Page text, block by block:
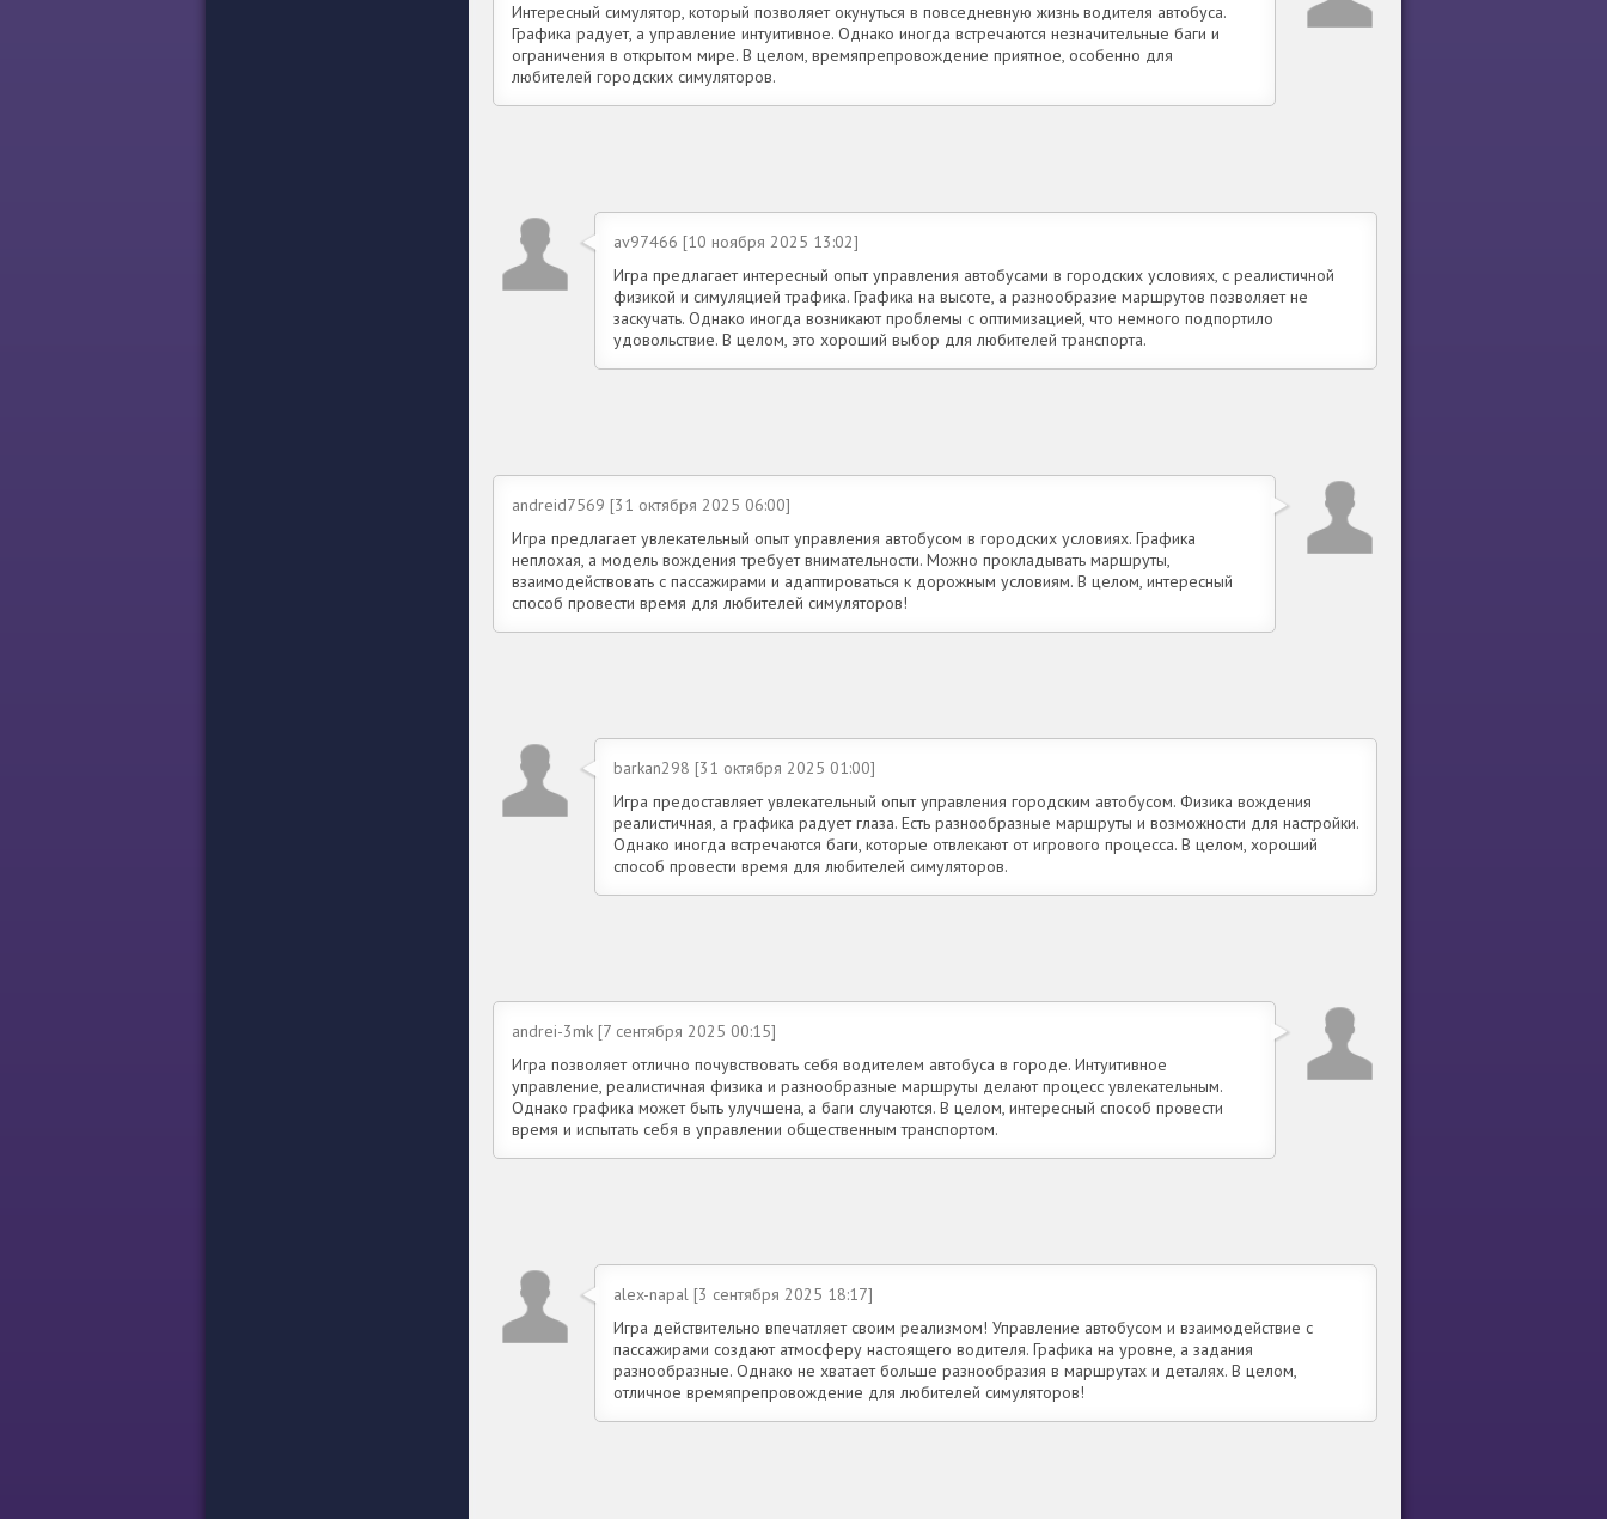
Интересный симулятор, который позволяет окунуться в повседневную жизнь водителя автобуса.
Графика радует, а управление интуитивное. Однако иногда встречаются незначительные баги и
ограничения в открытом мире. В целом, времяпрепровождение приятное, особенно для
любителей городских симуляторов.
av97466 [10 ноября 2025 13:02]
Игра предлагает интересный опыт управления автобусами в городских условиях, с реалистичной
физикой и симуляцией трафика. Графика на высоте, а разнообразие маршрутов позволяет не
заскучать. Однако иногда возникают проблемы с оптимизацией, что немного подпортило
удовольствие. В целом, это хороший выбор для любителей транспорта.
andreid7569 [31 октября 2025 06:00]
Игра предлагает увлекательный опыт управления автобусом в городских условиях. Графика
неплохая, а модель вождения требует внимательности. Можно прокладывать маршруты,
взаимодействовать с пассажирами и адаптироваться к дорожным условиям. В целом, интересный
способ провести время для любителей симуляторов!
barkan298 [31 октября 2025 01:00]
Игра предоставляет увлекательный опыт управления городским автобусом. Физика вождения
реалистичная, а графика радует глаза. Есть разнообразные маршруты и возможности для настройки.
Однако иногда встречаются баги, которые отвлекают от игрового процесса. В целом, хороший
способ провести время для любителей симуляторов.
andrei-3mk [7 сентября 2025 00:15]
Игра позволяет отлично почувствовать себя водителем автобуса в городе. Интуитивное
управление, реалистичная физика и разнообразные маршруты делают процесс увлекательным.
Однако графика может быть улучшена, а баги случаются. В целом, интересный способ провести
время и испытать себя в управлении общественным транспортом.
alex-napal [3 сентября 2025 18:17]
Игра действительно впечатляет своим реализмом! Управление автобусом и взаимодействие с
пассажирами создают атмосферу настоящего водителя. Графика на уровне, а задания
разнообразные. Однако не хватает больше разнообразия в маршрутах и деталях. В целом,
отличное времяпрепровождение для любителей симуляторов!